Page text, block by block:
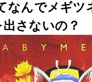
なんでメギツ
さないの？